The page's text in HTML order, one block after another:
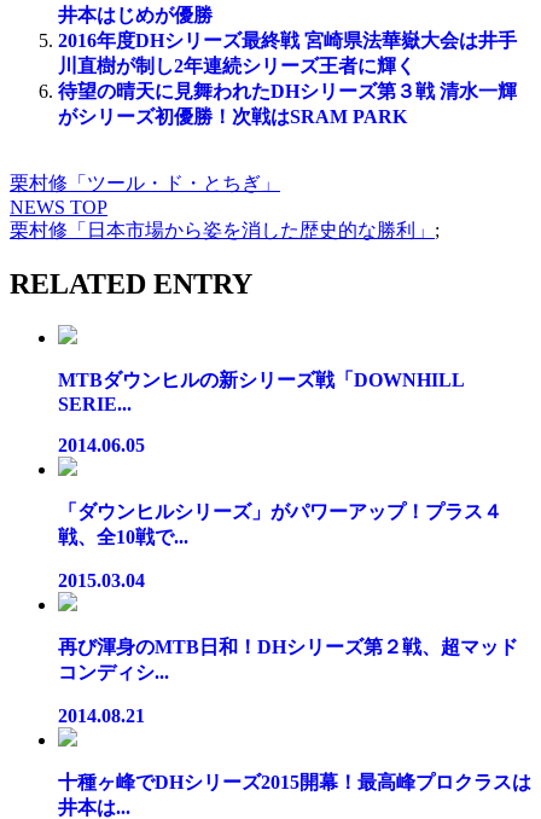
井本はじめが優勝
2016年度DHシリーズ最終戦 宮崎県法華嶽大会は井手
川直樹が制し2年連続シリーズ王者に輝く
待望の晴天に見舞われたDHシリーズ第３戦 清水一輝
がシリーズ初優勝！次戦はSRAM PARK
栗村修「ツール・ド・とちぎ」
NEWS TOP
栗村修「日本市場から姿を消した歴史的な勝利」 ;
RELATED ENTRY
MTBダウンヒルの新シリーズ戦「DOWNHILL
SERIE...
2014.06.05
「ダウンヒルシリーズ」がパワーアップ！プラス４
戦、全10戦で...
2015.03.04
再び渾身のMTB日和！DHシリーズ第２戦、超マッド
コンディシ...
2014.08.21
十種ヶ峰でDHシリーズ2015開幕！最高峰プロクラスは
井本は...